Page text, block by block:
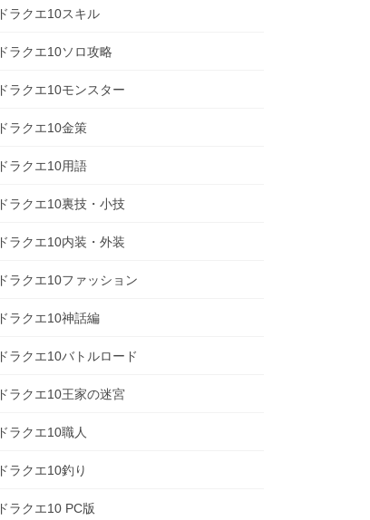
ドラクエ10スキル
ドラクエ10ソロ攻略
ドラクエ10モンスター
ドラクエ10金策
ドラクエ10用語
ドラクエ10裏技・小技
ドラクエ10内装・外装
ドラクエ10ファッション
ドラクエ10神話編
ドラクエ10バトルロード
ドラクエ10王家の迷宮
ドラクエ10職人
ドラクエ10釣り
ドラクエ10 PC版